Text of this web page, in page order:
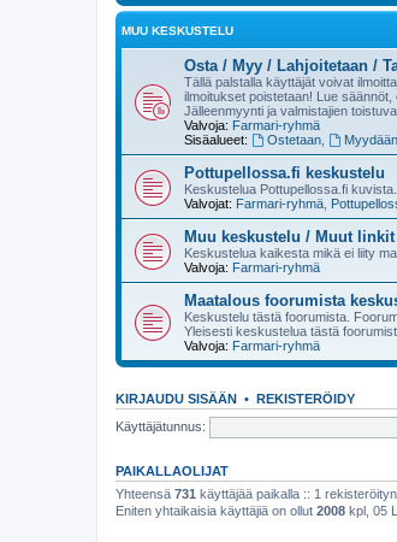
MUU KESKUSTELU
Osta / Myy / Lahjoitetaan /
Tällä palstalla käyttäjät voivat
ilmoitukset poistetaan! Lue säännöt,
Jälleenmyynti ja valmistajien
Valvoja: Farmari-ryhmä
Sisäalueet:
Ostetaan,
Pottupellossa.fi keskustelu
Keskustelua Pottupellossa.fi kuvista.
Valvojat: Farmari-ryhmä
Muu keskustelu / Muut linkit
Keskustelua kaikesta mikä ei liity
Valvoja: Farmari-ryhmä
Maatalous foorumista
Keskustelu tästä foorumista.
Yleisesti keskustelua tästä
Valvoja: Farmari-ryhmä
KIRJAUDU SISÄÄN • REKISTERÖIDY
Käyttäjätunnus:
PAIKALLAOLIJAT
Yhteensä 731 käyttäjää paikalla :: 1
Eniten yhtaikaisia käyttäjiä on ollut 2008 kpl, 05